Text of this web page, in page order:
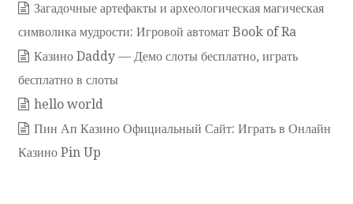
Загадочные артефакты и археологическая магическая
символика мудрости: Игровой автомат Book of Ra
Казино Daddy — Демо слоты бесплатно, играть
бесплатно в слоты
hello world
Пин Ап Казино Официальный Сайт: Играть в Онлайн
Казино Pin Up